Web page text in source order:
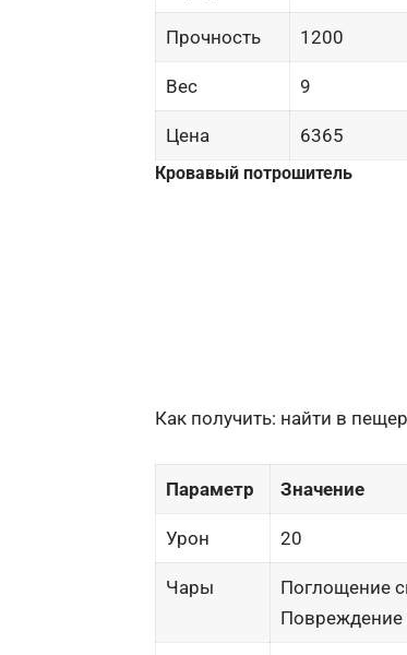
Прочность 1200
Вес 9
Цена 6365
Кровавый потрошитель
Как получить: найти в
Параметр Значение
Урон 20
Чары
Поглощение
Повреждение